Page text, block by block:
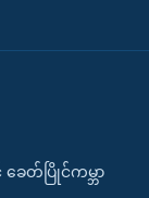
ေတ်ပြိုင်ကမ္ဘာ